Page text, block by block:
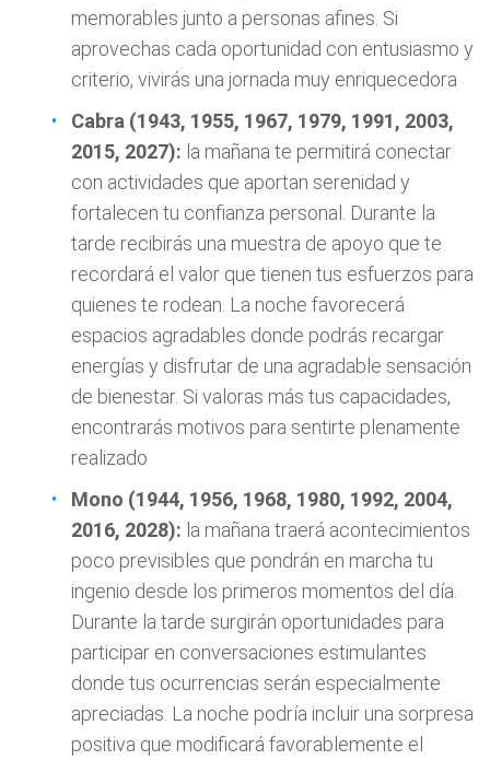
memorables junto a personas afines. Si
aprovechas cada oportunidad con entusiasmo y
criterio, vivirás una jornada muy enriquecedora
Cabra (1943, 1955, 1967, 1979, 1991, 2003,
2015, 2027): la mañana te permitirá conectar
con actividades que aportan serenidad y
fortalecen tu confianza personal. Durante la
tarde recibirás una muestra de apoyo que te
recordará el valor que tienen tus esfuerzos para
quienes te rodean. La noche favorecerá
espacios agradables donde podrás recargar
energías y disfrutar de una agradable sensación
de bienestar. Si valoras más tus capacidades,
encontrarás motivos para sentirte plenamente
realizado
Mono (1944, 1956, 1968, 1980, 1992, 2004,
2016, 2028): la mañana traerá acontecimientos
poco previsibles que pondrán en marcha tu
ingenio desde los primeros momentos del día.
Durante la tarde surgirán oportunidades para
participar en conversaciones estimulantes
donde tus ocurrencias serán especialmente
apreciadas. La noche podría incluir una sorpresa
positiva que modificará favorablemente el